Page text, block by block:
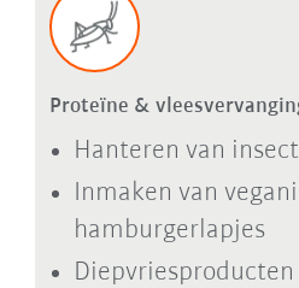
Proteïne &
Hanteren van
Inmaken van
hamburgerlapjes